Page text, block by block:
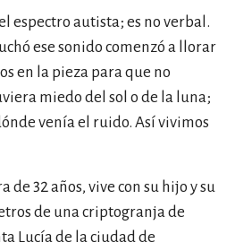
espectro autista; es no verbal.
ese sonido comenzó a llorar
en la pieza para que no
miedo del sol o de la luna;
venía el ruido. Así vivimos
de 32 años, vive con su hijo y su
de una criptogranja de
Lucía de la ciudad de